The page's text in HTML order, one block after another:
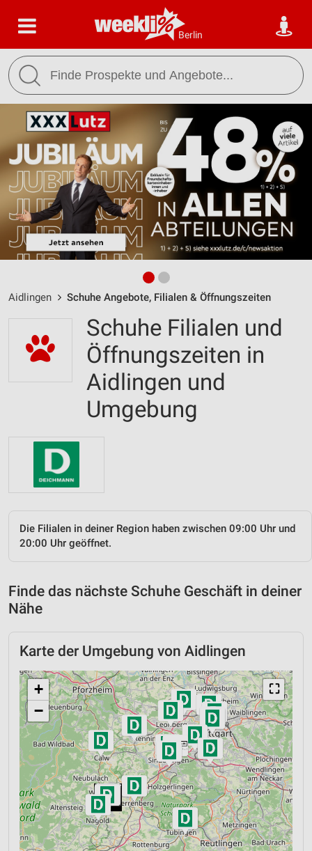
Berlin
Aidlingen Schuhe Angebote, Filialen & Öffnungszeiten
Schuhe Filialen und
Öffnungszeiten in
Aidlingen und
Umgebung
Die Filialen in deiner Region haben zwischen 09:00 Uhr und
20:00 Uhr geöffnet.
Finde das nächste Schuhe Geschäft in deiner
Nähe
Karte der Umgebung von Aidlingen
⛶
+
−